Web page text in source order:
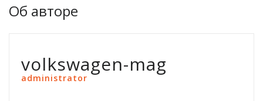
Об авторе
volkswagen-mag
administrator